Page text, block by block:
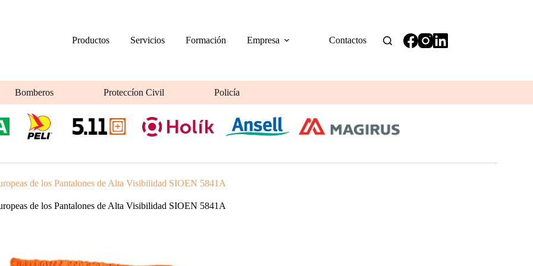
Productos
Servicios Formación Empresa Contactos
Bomberos Proteccíon Civil Policía
de los Pantalones de Alta Visibilidad SIOEN 5841A
de los Pantalones de Alta Visibilidad SIOEN 5841A